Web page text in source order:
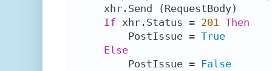
If xhr.Status = 201 Then
        PostIssue =
True
Else
        PostIssue =
False